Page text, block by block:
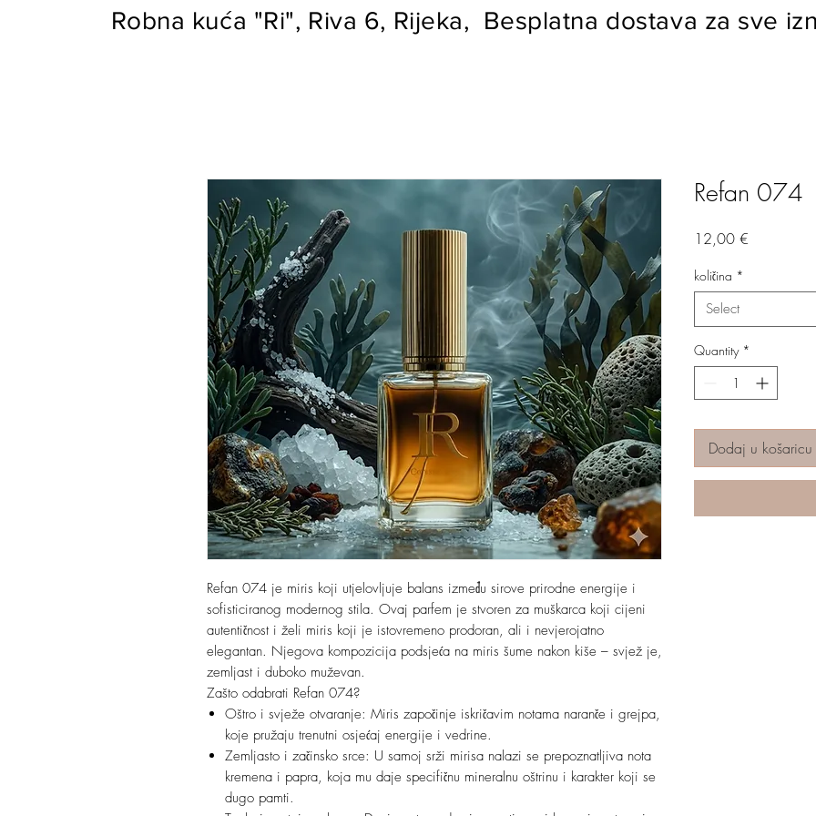
Robna kuća "Ri", Riva 6, Rijeka, Besplatna dostava za sve
Refan 074 je miris koji utjelovljuje balans između sirove prirodne energije i
sofisticiranog modernog stila. Ovaj parfem je stvoren za muškarca koji cijeni
autentičnost i želi miris koji je istovremeno prodoran, ali i nevjerojatno
elegantan. Njegova kompozicija podsjeća na miris šume nakon kiše – svjež je,
zemljast i duboko muževan.
Zašto odabrati Refan 074?
Oštro i svježe otvaranje: Miris započinje iskričavim notama naranče i grejpa,
koje pružaju trenutni osjećaj energije i vedrine.
Zemljasto i začinsko srce: U samoj srži mirisa nalazi se prepoznatljiva nota
kremena i papra, koja mu daje specifičnu mineralnu oštrinu i karakter koji se
dugo pamti.
Refan 074
12,00 €
količina *
Select
Quantity *
Dodaj u košaricu